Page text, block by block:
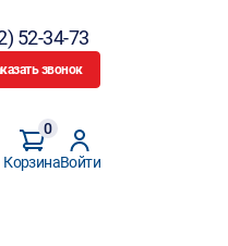
52-34-73
звонок
Корзина
0
Войти